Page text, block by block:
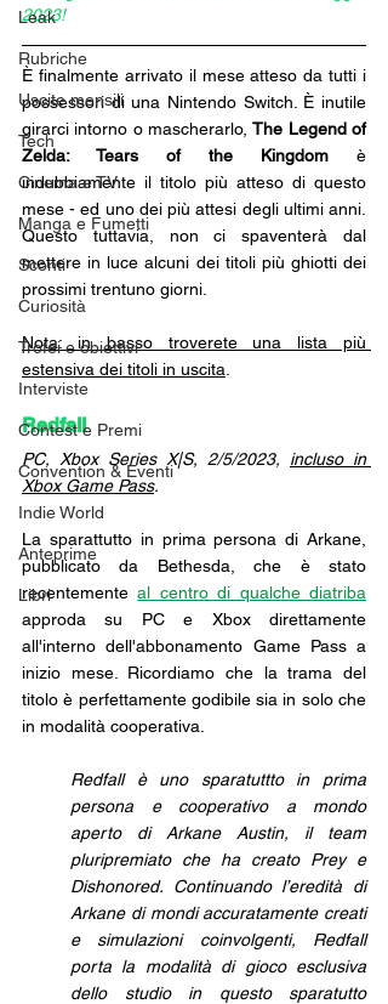
Leak
Rubriche
Uscite mensili
Tech
Cinema e TV
Manga e Fumetti
Sconti
Curiosità
Trofei e obiettivi
Interviste
Contest e Premi
Convention & Eventi
Indie World
Anteprime
Libri
2023!
È finalmente arrivato il mese atteso da tutti i
possessori di una Nintendo Switch. È inutile
girarci intorno o mascherarlo, The Legend of
Zelda: Tears of the Kingdom è
indubbiamente il titolo più atteso di questo
mese - ed uno dei più attesi degli ultimi anni.
Questo tuttavia, non ci spaventerà dal
mettere in luce alcuni dei titoli più ghiotti dei
prossimi trentuno giorni.
Nota: in basso troverete una lista più
estensiva dei titoli in uscita
Redfall
PC, Xbox Series X|S, 2/5/2023, incluso in
Xbox Game Pass.
La sparattutto in prima persona di Arkane,
pubblicato da Bethesda, che è stato
recentemente al centro di qualche diatriba
approda su PC e Xbox direttamente
all'interno dell'abbonamento Game Pass a
inizio mese. Ricordiamo che la trama del
titolo è perfettamente godibile sia in solo che
in modalità cooperativa.
Redfall è uno sparatuttto in prima
persona e cooperativo a mondo
aperto di Arkane Austin, il team
pluripremiato che ha creato Prey e
Dishonored. Continuando l’eredità di
Arkane di mondi accuratamente creati
e simulazioni coinvolgenti, Redfall
porta la modalità di gioco esclusiva
dello studio in questo sparatutto